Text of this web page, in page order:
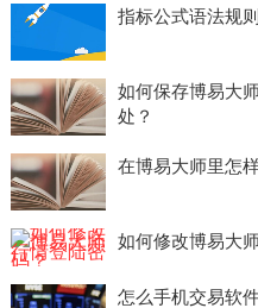
指标公式语法规
如何保存博易大
处？
在博易大师里怎
如何修改博易大
怎么手机交易软